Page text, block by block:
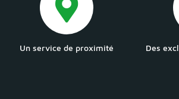
Un service de proximité Des